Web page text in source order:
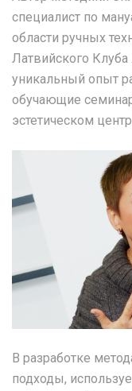
специалист по
области ручных
Латвийского
уникальный опыт
обучающие
эстетическом
В разработке
подходы,